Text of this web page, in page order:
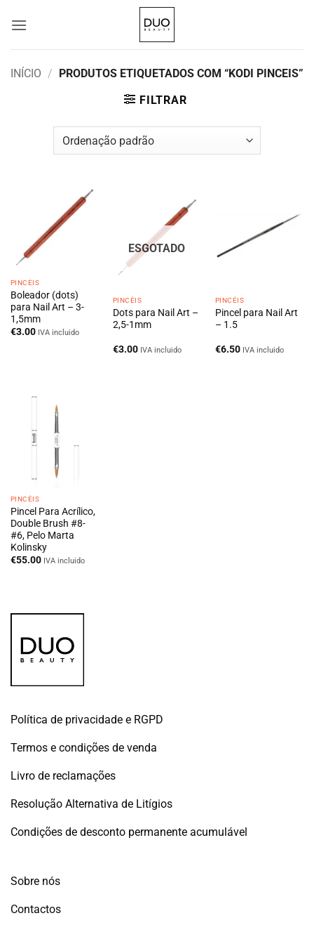
INÍCIO / PRODUTOS ETIQUETADOS COM “KODI PINCEIS”
FILTRAR
PINCÉIS
Boleador (dots)
para Nail Art – 3-
1,5mm
€3.00 IVA incluido
ESGOTADO
PINCÉIS
Dots para Nail Art –
2,5-1mm
€3.00 IVA incluido
PINCÉIS
Pincel para Nail Art
– 1.5
€6.50 IVA incluido
PINCÉIS
Pincel Para Acrílico,
Double Brush #8-
#6, Pelo Marta
Kolinsky
€55.00 IVA incluido
Política de privacidade e RGPD
Termos e condições de venda
Livro de reclamações
Resolução Alternativa de Litígios
Condições de desconto permanente acumulável
Sobre nós
Contactos